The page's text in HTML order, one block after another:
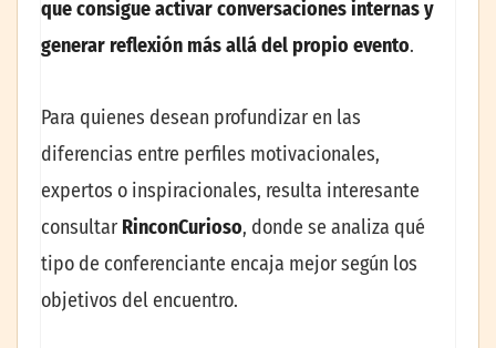
que consigue activar conversaciones internas y
generar reflexión más allá del propio evento.
Para quienes desean profundizar en las
diferencias entre perfiles motivacionales,
expertos o inspiracionales, resulta interesante
consultar RinconCurioso, donde se analiza qué
tipo de conferenciante encaja mejor según los
objetivos del encuentro.